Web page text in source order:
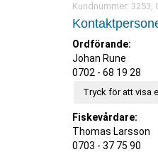
Kundnummer: 3253,
Ordförande:
Johan Rune
0702 - 68 19 28
Tryck för att visa
Fiskevårdare:
Thomas Larsson
0703 - 37 75 90